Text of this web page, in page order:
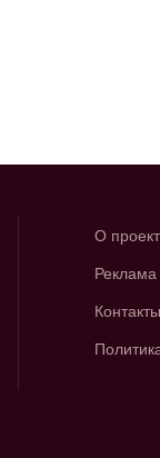
О
Реклама
Контакты